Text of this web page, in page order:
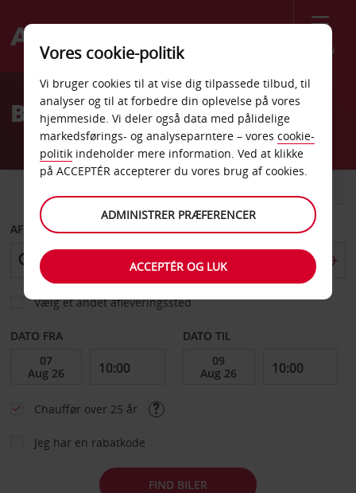
Menu
Welcome
AvisBilleje Miami Beach
AFHENT FRA
Vælg et andet afleveringssted
DATO FRA DATO TIL
Chauffør over 25 år
Jeg har en rabatkode
FIND BILER
Vores cookie-politik
Vi bruger cookies til at vise dig tilpassede tilbud, til
analyser og til at forbedre din oplevelse på vores
hjemmeside. Vi deler også data med pålidelige
markedsførings- og analyseparntere – vores cookie-
politik indeholder mere information. Ved at klikke
på ACCEPTÉR accepterer du vores brug af cookies.
ADMINISTRER PRÆFERENCER
ACCEPTÉR OG LUK